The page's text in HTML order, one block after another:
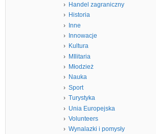
Handel zagraniczny
Historia
Inne
Innowacje
Kultura
MIlitaria
Młodzież
Nauka
Sport
Turystyka
Unia Europejska
Volunteers
Wynalazki i pomysły